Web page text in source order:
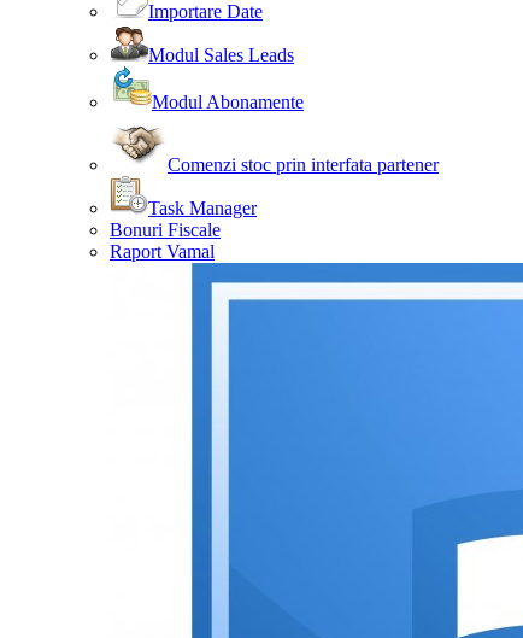
Importare Date
Modul Sales Leads
Modul Abonamente
Comenzi stoc prin interfata partener
Task Manager
Bonuri Fiscale
Raport Vamal